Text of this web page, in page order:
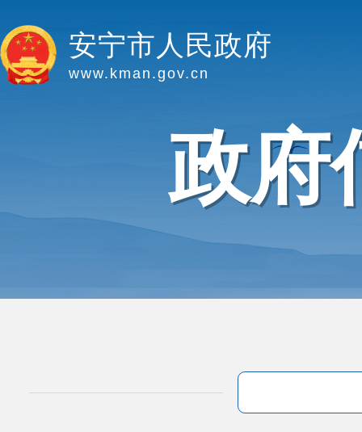
安宁市人民政府
www.kman.gov.cn
政府